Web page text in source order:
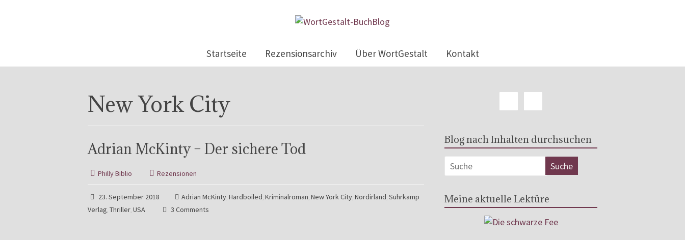
Startseite Rezensionsarchiv Über WortGestalt Kontakt
New York City
Adrian McKinty – Der sichere Tod
Philly Biblio Rezensionen
23. September 2018 Adrian McKinty, Hardboiled, Kriminalroman, New York City, Nordirland, Suhrkamp
Verlag, Thriller, USA 3 Comments
Blog nach Inhalten durchsuchen
Meine aktuelle Lektüre